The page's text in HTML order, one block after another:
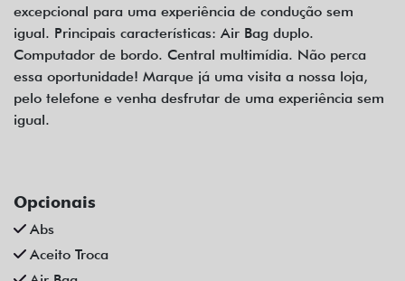
excepcional para uma experiência de condução sem
igual. Principais características: Air Bag duplo.
Computador de bordo. Central multimídia. Não perca
essa oportunidade! Marque já uma visita a nossa loja,
pelo telefone e venha desfrutar de uma experiência sem
igual.
Opcionais
Abs
Aceito Troca